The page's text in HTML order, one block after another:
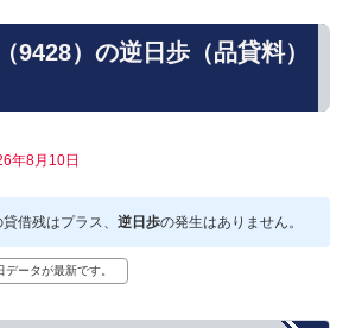
9428）の逆日歩（品貸料）
年8月10日
借残はプラス、 逆日歩の発生はありません。
ータが最新です。